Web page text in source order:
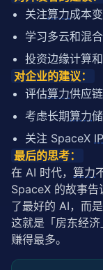
关注算力成本
学习多云和混
投资边缘计算
对企业的建议：
评估算力供应
考虑长期算力
关注 SpaceX
最后的思考：
在 AI 时代， 算力
SpaceX 的故事
了最好的 AI，而
这就是「房东经
赚得最多。